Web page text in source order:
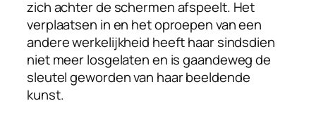
zich achter de schermen afspeelt. Het
verplaatsen in en het oproepen van een
andere werkelijkheid heeft haar sindsdien
niet meer losgelaten en is gaandeweg de
sleutel geworden van haar beeldende
kunst.